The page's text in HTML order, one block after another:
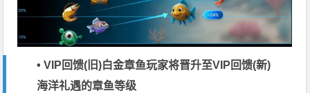
• VIP回馈(旧)白金章鱼玩家将晋升至VIP回馈(新)
海洋礼遇的章鱼等级